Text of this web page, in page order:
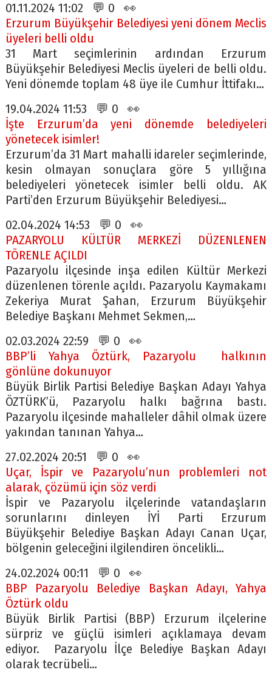
01.11.2024 11:02 💬 0 👀
Erzurum Büyükşehir Belediyesi yeni dönem Meclis
üyeleri belli oldu
31 Mart seçimlerinin ardından Erzurum
Büyükşehir Belediyesi Meclis üyeleri de belli oldu.
Yeni dönemde toplam 48 üye ile Cumhur İttifakı…
19.04.2024 11:53 💬 0 👀
İşte Erzurum’da yeni dönemde belediyeleri
yönetecek isimler!
Erzurum’da 31 Mart mahalli idareler seçimlerinde,
kesin olmayan sonuçlara göre 5 yıllığına
belediyeleri yönetecek isimler belli oldu. AK
Parti’den Erzurum Büyükşehir Belediyesi…
02.04.2024 14:53 💬 0 👀
PAZARYOLU KÜLTÜR MERKEZİ DÜZENLENEN
TÖRENLE AÇILDI
Pazaryolu ilçesinde inşa edilen Kültür Merkezi
düzenlenen törenle açıldı. Pazaryolu Kaymakamı
Zekeriya Murat Şahan, Erzurum Büyükşehir
Belediye Başkanı Mehmet Sekmen,…
02.03.2024 22:59 💬 0 👀
BBP’li Yahya Öztürk, Pazaryolu halkının
gönlüne dokunuyor
Büyük Birlik Partisi Belediye Başkan Adayı Yahya
ÖZTÜRK’ü, Pazaryolu halkı bağrına bastı.
Pazaryolu ilçesinde mahalleler dâhil olmak üzere
yakından tanınan Yahya…
27.02.2024 20:51 💬 0 👀
Uçar, İspir ve Pazaryolu’nun problemleri not
alarak, çözümü için söz verdi
İspir ve Pazaryolu ilçelerinde vatandaşların
sorunlarını dinleyen İYİ Parti Erzurum
Büyükşehir Belediye Başkan Adayı Canan Uçar,
bölgenin geleceğini ilgilendiren öncelikli…
24.02.2024 00:11 💬 0 👀
BBP Pazaryolu Belediye Başkan Adayı, Yahya
Öztürk oldu
Büyük Birlik Partisi (BBP) Erzurum ilçelerine
sürpriz ve güçlü isimleri açıklamaya devam
ediyor. Pazaryolu İlçe Belediye Başkan Adayı
olarak tecrübeli…